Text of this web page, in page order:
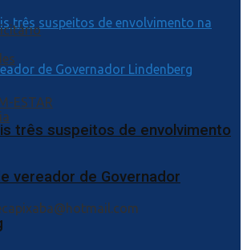
três suspeitos de envolvimento
vereador de Governador
ESTAR